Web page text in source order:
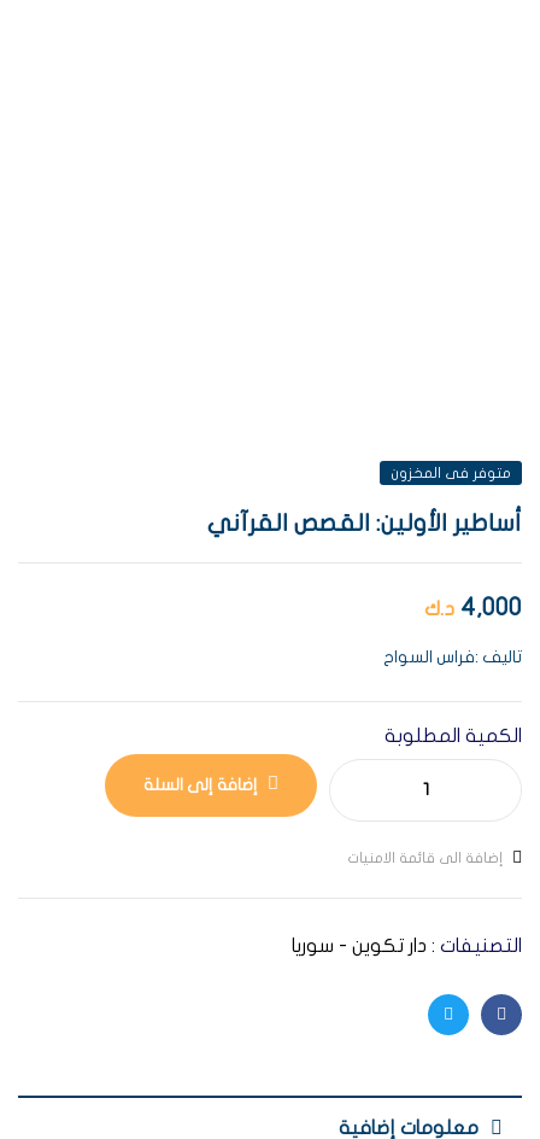
متوفر فى المخزون
أساطير الأولين: القصص القرآني
4,000 د.ك
تاليف :فراس السواح
الكمية المطلوبة
إضافة إلى السلة
إضافة الى قائمة الامنيات
التصنيفات : دار تكوين - سوريا
Facebook
Twitter
معلومات إضافية